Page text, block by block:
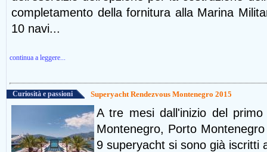
completamento della fornitura alla Marina
10 navi...
continua a leggere...
Curiosità e passioni Superyacht Rendezvous Montenegro 2015
A tre mesi dall'inizio del primo
Montenegro, Porto
9 superyacht si sono già iscritti